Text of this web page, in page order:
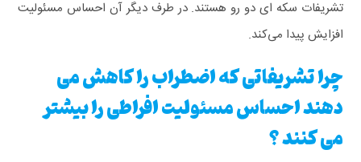
تشریفات سکه‌ ای دو رو هستند. در طرف دیگر آن احساس مسئولیت
افزایش پیدا می‌کند.
چرا تشریفاتی که اضطراب را کاهش می
دهند احساس مسئولیت افراطی را بیشتر
می کنند ؟